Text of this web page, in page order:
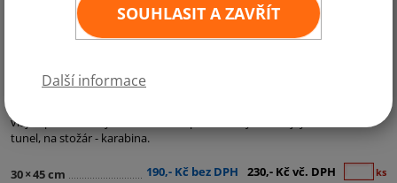
SOUHLASIT A ZAVŘÍT
Další informace
Vyberte si státní vlajku Finska v rozměrech, které se vám hodí. Pevný
vlajku před snadným natržením. Způsob uchycení vlajky: na žerď -
tunel, na stožár - karabina.
30×45 cm 190,- Kč bez DPH 230,- Kč vč. DPH ks